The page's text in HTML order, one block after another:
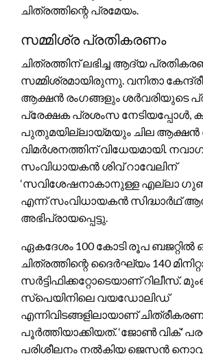
ചിത്രത്തിന്റെ പ്രമേയം.
സമ്മിശ്ര പ്രതികരണം
ചിത്രത്തിന് ലഭിച്ച ആദ്യ
സമ്മിശ്രമായിരുന്നു. വനിതാ
ആക്ഷൻ രംഗങ്ങളും ശർവരിയുടെ
പ്രേക്ഷക പ്രശംസ നേടിയപ്പോൾ,
പുതുമയില്ലായ്മയും ചില ആക്ഷൻ
വിമർശനത്തിന് വിധേയമായി.
സംവിധായകൻ ശിവ് റാവേലിന്
‘സവിശേഷനാകാനുള്ള എല്ലാ
എന്ന് സംവിധായകൻ സിദ്ധാർഥ്
അഭിപ്രായപ്പെട്ടു.
ഏകദേശം 100 കോടി രൂപ ബജറ്റിൽ
ചിത്രത്തിന്റെ ദൈർഘ്യം 140
സർട്ടിഫിക്കറ്റോടെയാണ് റിലീസ്.
സ്‌പെയിനിലെ വയഡോലിഡ്
എന്നിവിടങ്ങളിലായാണ്
പൂർത്തിയാക്കിയത്. ‘ജോൺ വിക്’
പരിശീലനം നൽകിയ ജെസൻ